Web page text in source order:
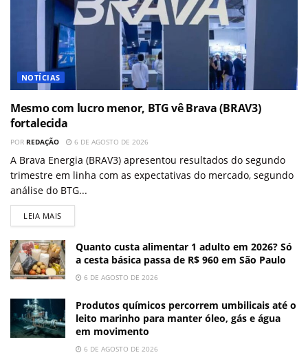
NOTÍCIAS
Mesmo com lucro menor, BTG vê Brava (BRAV3)
fortalecida
POR REDAÇÃO 6 DE AGOSTO DE 2026
A Brava Energia (BRAV3) apresentou resultados do segundo
trimestre em linha com as expectativas do mercado, segundo
análise do BTG...
LEIA MAIS
Quanto custa alimentar 1 adulto em 2026? Só
a cesta básica passa de R$ 960 em São Paulo
6 DE AGOSTO DE 2026
Produtos químicos percorrem umbilicais até o
leito marinho para manter óleo, gás e água
em movimento
6 DE AGOSTO DE 2026